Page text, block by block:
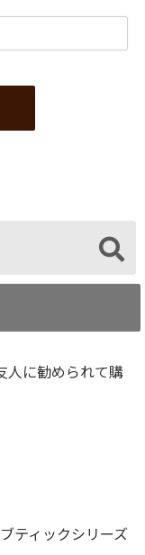
人に勧められて購
ティックシリーズ